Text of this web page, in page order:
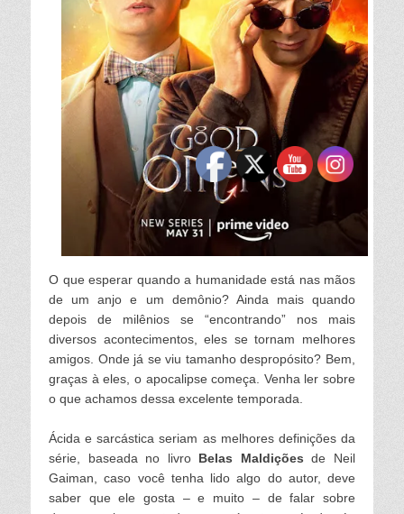
O que esperar quando a humanidade está nas mãos
de um anjo e um demônio? Ainda mais quando
depois de milênios se “encontrando” nos mais
diversos acontecimentos, eles se tornam melhores
amigos. Onde já se viu tamanho despropósito? Bem,
graças à eles, o apocalipse começa. Venha ler sobre
o que achamos dessa excelente temporada.
Ácida e sarcástica seriam as melhores definições da
série, baseada no livro Belas Maldições de Neil
Gaiman, caso você tenha lido algo do autor, deve
saber que ele gosta – e muito – de falar sobre